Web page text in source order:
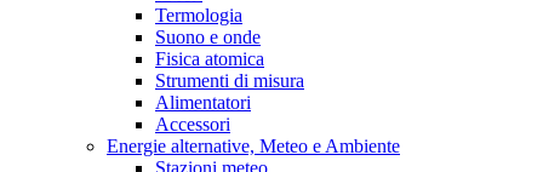
Termologia
Suono e onde
Fisica atomica
Strumenti di misura
Alimentatori
Accessori
Energie alternative, Meteo e Ambiente
Stazioni meteo